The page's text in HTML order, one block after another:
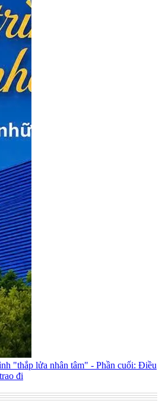
"thắp lửa nhân tâm" - Phần cuối: Điều
đi